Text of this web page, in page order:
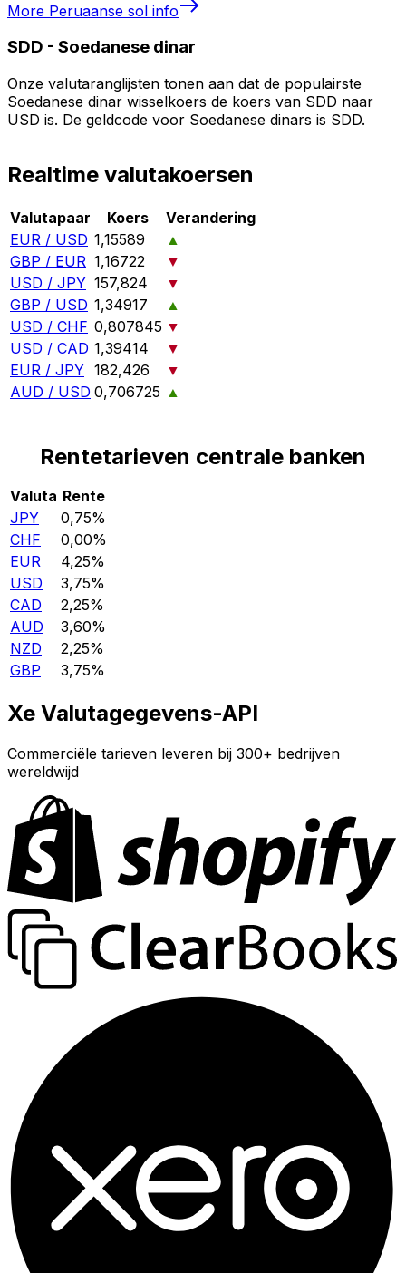
More Peruaanse sol info
SDD - Soedanese dinar
Onze valutaranglijsten tonen aan dat de populairste
Soedanese dinar wisselkoers de koers van SDD naar
USD is. De geldcode voor Soedanese dinars is SDD.
Realtime valutakoersen
Valutapaar Koers
Verandering
EUR / USD 1,15589
▲
GBP / EUR 1,16722
▼
USD / JPY 157,824
▼
GBP / USD 1,34917
▲
USD / CHF 0,807845 ▼
USD / CAD 1,39414
▼
EUR / JPY 182,426
▼
AUD / USD 0,706725 ▲
Rentetarieven centrale banken
Valuta Rente
JPY
0,75%
CHF
0,00%
EUR
4,25%
USD
3,75%
CAD
2,25%
AUD
3,60%
NZD
2,25%
GBP
3,75%
Xe Valutagegevens-API
Commerciële tarieven leveren bij 300+ bedrijven
wereldwijd